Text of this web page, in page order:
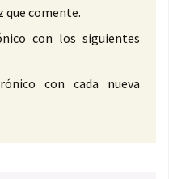
que comente.
con los siguientes
con cada nueva